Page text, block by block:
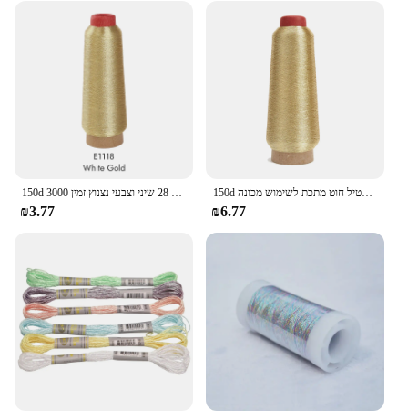
₪3.77
150d מתכתי רקמה חוט חוט חוט חוט חוט מתכתי טקסטיל חוט מתכת לשימוש מכונה
₪6.77